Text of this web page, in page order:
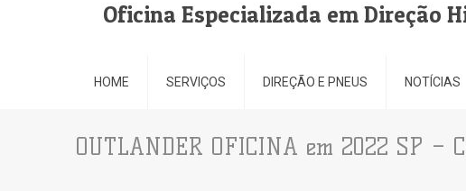
Oficina Especializada em Direção
HOME SERVIÇOS DIREÇÃO E PNEUS NOTÍCIAS
OUTLANDER OFICINA em 2022 SP –